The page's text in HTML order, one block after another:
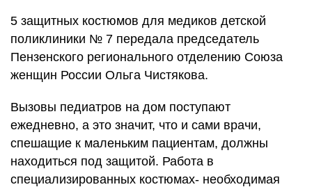
5 защитных костюмов для медиков детской
поликлиники № 7 передала председатель
Пензенского регионального отделению Союза
женщин России Ольга Чистякова.
Вызовы педиатров на дом поступают
ежедневно, а это значит, что и сами врачи,
спешащие к маленьким пациентам, должны
находиться под защитой. Работа в
специализированных костюмах- необходимая